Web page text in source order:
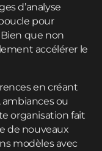
d’analyse
pour
que non
accélérer le
en créant
ou
organisation fait
de nouveaux
modèles avec